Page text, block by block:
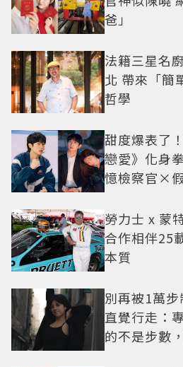
爸」
法籍三星名
北 帶來「簡
哲學
甜度爆表了
戀愛》化身
憶檢察官×
勞力士 x 蒙
合作相伴25
本質
別再被1萬
直覺行走：
的不是步數